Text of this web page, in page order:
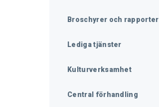
Broschyrer och rapporter
Lediga tjänster
Kulturverksamhet
Central förhandling